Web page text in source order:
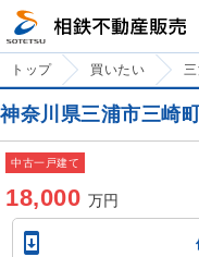
トップ 買いたい
神奈川県三浦市三崎
中古一戸建て
18,000 万円
